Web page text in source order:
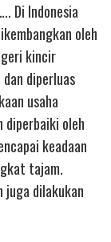
Di Indonesia
oleh
kincir
diperluas
usaha
diperbaiki oleh
keadaan
tajam.
juga dilakukan